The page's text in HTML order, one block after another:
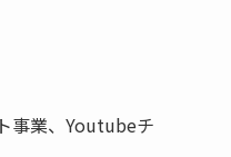
事業、Youtubeチ